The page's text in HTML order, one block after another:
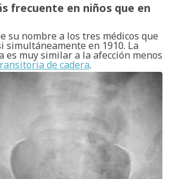
frecuente en niños que en
su nombre a los tres médicos que
simultáneamente en 1910. La
es muy similar a la afección menos
de cadera.